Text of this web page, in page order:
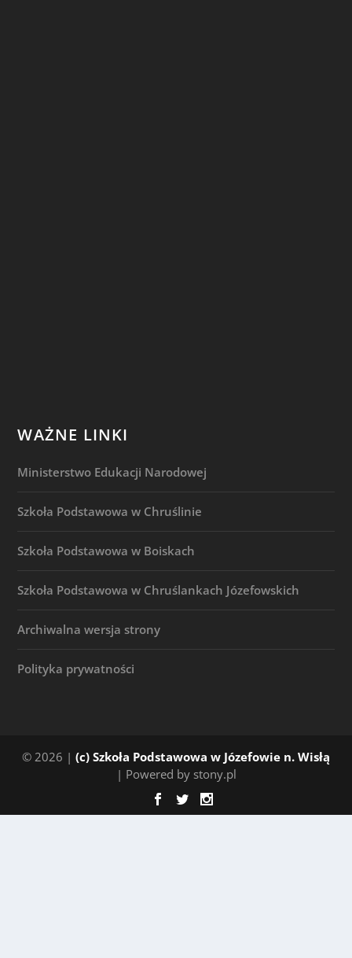
WAŻNE LINKI
Ministerstwo Edukacji Narodowej
Szkoła Podstawowa w Chruślinie
Szkoła Podstawowa w Boiskach
Szkoła Podstawowa w Chruślankach Józefowskich
Archiwalna wersja strony
Polityka prywatności
© 2026 | (c) Szkoła Podstawowa w Józefowie n. Wisłą
| Powered by stony.pl